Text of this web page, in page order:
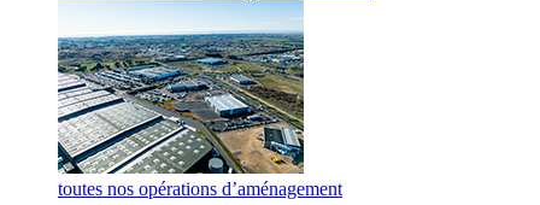
toutes nos opérations d’aménagement